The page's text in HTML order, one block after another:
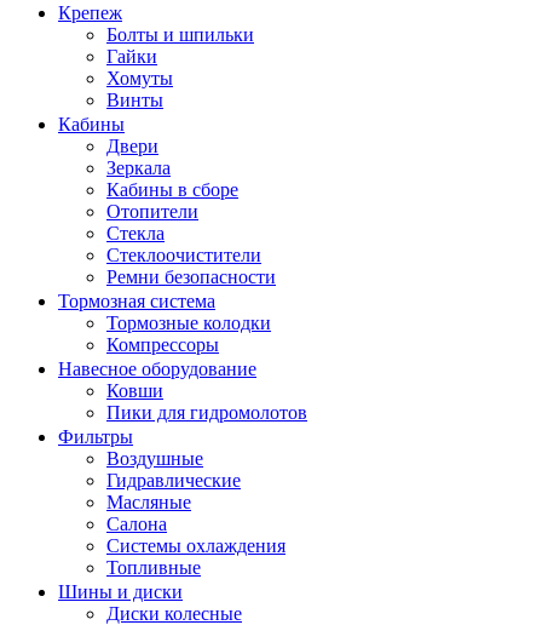
Крепеж
Болты и шпильки
Гайки
Хомуты
Винты
Кабины
Двери
Зеркала
Кабины в сборе
Отопители
Стекла
Стеклоочистители
Ремни безопасности
Тормозная система
Тормозные колодки
Компрессоры
Навесное оборудование
Ковши
Пики для гидромолотов
Фильтры
Воздушные
Гидравлические
Масляные
Салона
Системы охлаждения
Топливные
Шины и диски
Диски колесные